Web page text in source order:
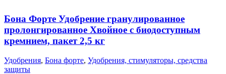
Бона Форте Удобрение гранулированное
пролонгированное Хвойное с биодоступным
кремнием, пакет 2,5 кг
Удобрения, Бона форте, Удобрения, стимуляторы, средства
защиты